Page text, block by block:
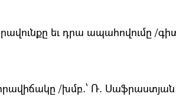
եւ դրա ապահովումը /
/խմբ.՝ Ռ.